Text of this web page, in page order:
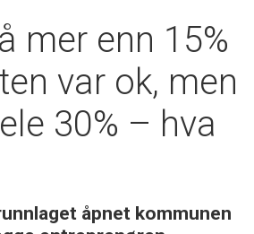
mer enn 15%
var ok, men
30% – hva
åpnet kommunen